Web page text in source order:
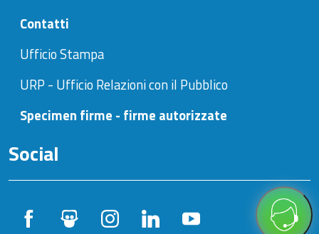
Contatti
Ufficio Stampa
URP - Ufficio Relazioni con il Pubblico
Specimen firme - firme autorizzate
Social